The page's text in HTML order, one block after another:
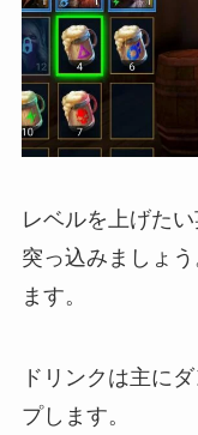
レベルを上げたい
突っ込みましょ
ます。
ドリンクは主に
プします。